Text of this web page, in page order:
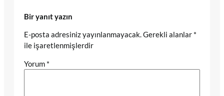
Bir yanıt yazın
E-posta adresiniz yayınlanmayacak.Gerekli alanlar *
ile işaretlenmişlerdir
Yorum *